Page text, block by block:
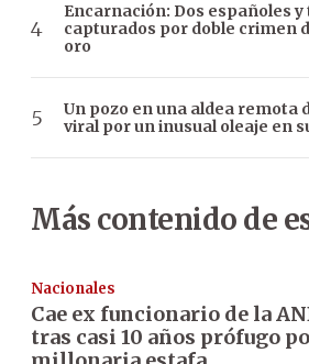
Encarnación: Dos españoles
capturados por doble crimen
oro
Un pozo en una aldea remota
viral por un inusual oleaje en
Más contenido de
Nacionales
Cae ex funcionario de la
tras casi 10 años prófugo